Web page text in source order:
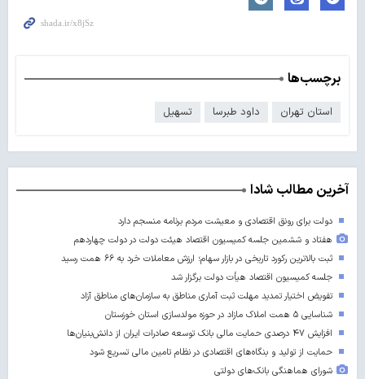
برچسب‌ها
استان تهران داود طبرسا تسهیل
آخرین مطالب شادا
دولت برای رونق اقتصادی و معیشت مردم برنامه منسجم دارد
هفتاد و ششمین جلسه کمیسیون اقتصاد هیئت دولت در دولت چهاردهم
ثبت بالاترین رکورد تاریخی در بازار سهام؛ ارزش معاملات خرد به ۶۶ همت رسید
جلسه کمیسیون اقتصاد هیأت دولت برگزار شد
تفویض اختیار تمدید مهلت ثبت آماری مناطق به سازمان‌های مناطق آزاد
شناسایی ۵ همت املاک مازاد در حوزه مولدسازی استان خوزستان
افزایش ۴۷ درصدی حمایت مالی بانک توسعه صادرات ایران از دانش‌بنیان‌ها
حمایت از تولید و بنگاه‌های اقتصادی در نظام تامین مالی تسریع شود
شورای هماهنگی بانک‌های دولتی